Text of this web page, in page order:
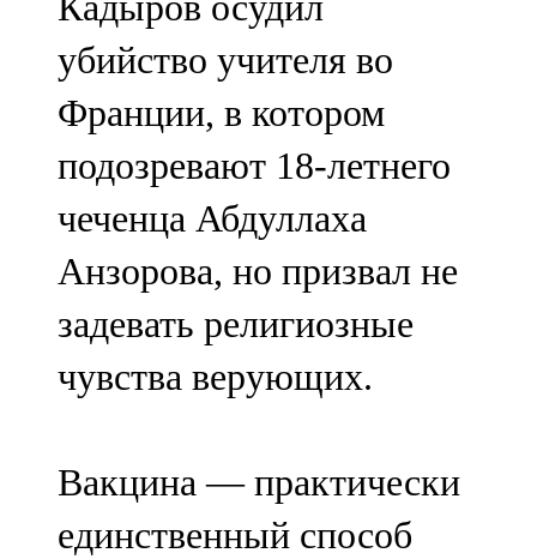
убийство учителя во
Франции, в котором
подозревают 18-летнего
чеченца Абдуллаха
Анзорова, но призвал не
задевать религиозные
чувства верующих.
Вакцина — практически
единственный способ